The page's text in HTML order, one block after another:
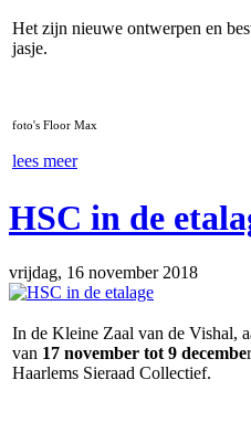
Het zijn nieuwe ontwerpen en
jasje.
foto's Floor Max
lees meer
HSC in de
vrijdag, 16 november 2018
In de Kleine Zaal van de Vishal,
van 17 november tot 9 decembe
Haarlems Sieraad Collectief.